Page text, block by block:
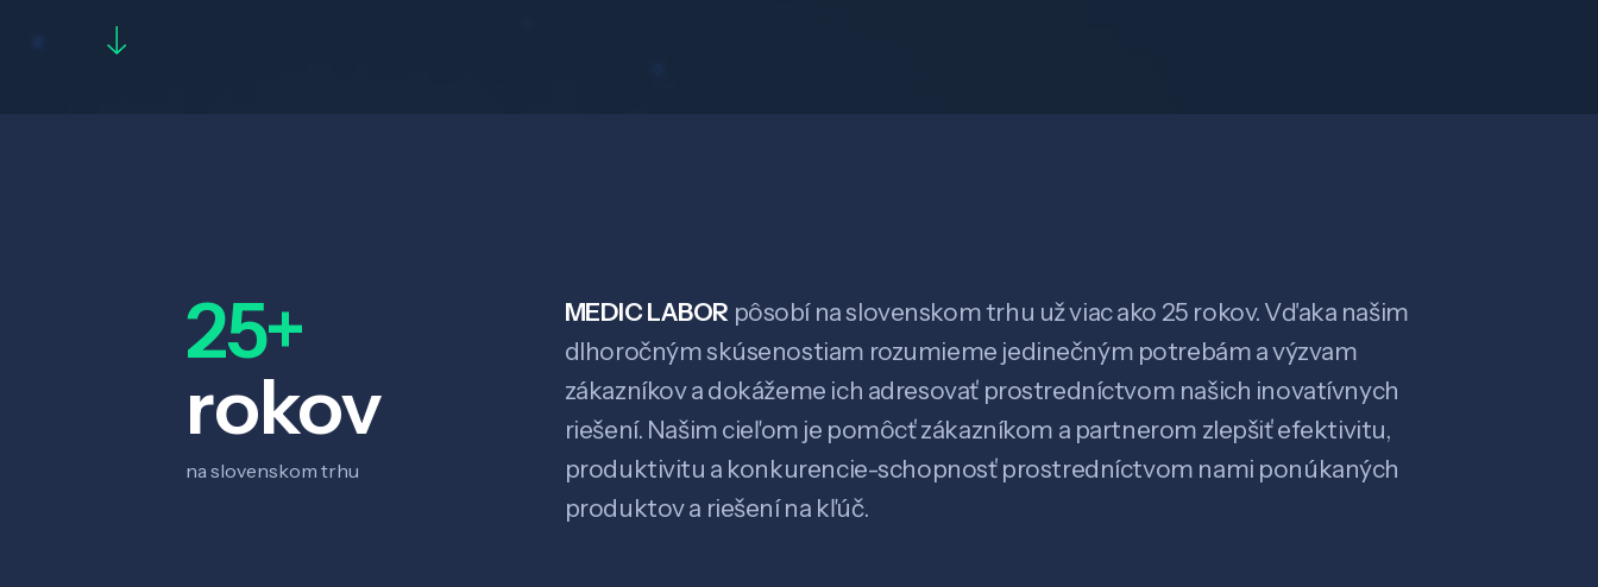
25+
rokov
na slovenskom trhu
MEDIC LABOR pôsobí na slovenskom trhu už viac ako 25 rokov. Vďaka našim
dlhoročným skúsenostiam rozumieme jedinečným potrebám a výzvam
zákazníkov a dokážeme ich adresovať prostredníctvom našich inovatívnych
riešení. Našim cieľom je pomôcť zákazníkom a partnerom zlepšiť efektivitu,
produktivitu a konkurencie-schopnosť prostredníctvom nami ponúkaných
produktov a riešení na kľúč.